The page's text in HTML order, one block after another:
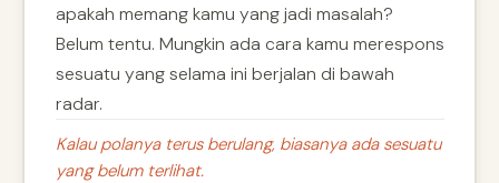
apakah memang kamu yang jadi masalah?
Belum tentu. Mungkin ada cara kamu merespons
sesuatu yang selama ini berjalan di bawah
radar.
Kalau polanya terus berulang, biasanya ada sesuatu
yang belum terlihat.